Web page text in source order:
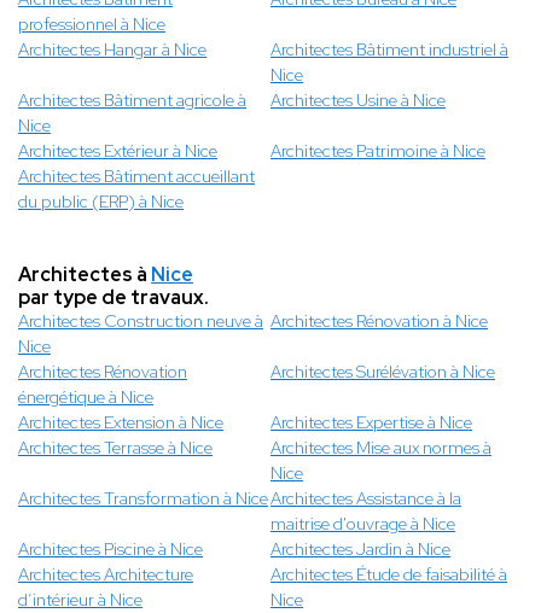
professionnel à Nice
Architectes Hangar à Nice
Architectes Bâtiment industriel à
Nice
Architectes Bâtiment agricole à
Nice
Architectes Usine à Nice
Architectes Extérieur à Nice
Architectes Patrimoine à Nice
Architectes Bâtiment accueillant
du public (ERP) à Nice
Architectes à Nice
par type de travaux.
Architectes Construction neuve à
Nice
Architectes Rénovation à Nice
Architectes Rénovation
énergétique à Nice
Architectes Surélévation à Nice
Architectes Extension à Nice
Architectes Expertise à Nice
Architectes Terrasse à Nice
Architectes Mise aux normes à
Nice
Architectes Transformation à NiceArchitectes Assistance à la
maitrise d'ouvrage à Nice
Architectes Piscine à Nice
Architectes Jardin à Nice
Architectes Architecture
d’intérieur à Nice
Architectes Étude de faisabilité à
Nice